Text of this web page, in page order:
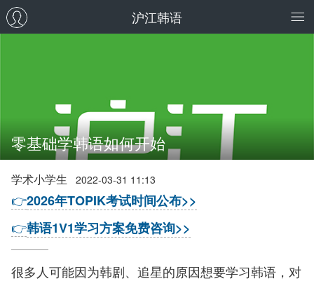
沪江韩语
零基础学韩语如何开始
学术小学生 2022-03-31 11:13
👉2026年TOPIK考试时间公布>>
👉韩语1V1学习方案免费咨询>>
很多人可能因为韩剧、追星的原因想要学习韩语，对